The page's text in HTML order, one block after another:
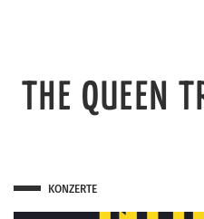
THE QUEEN
KONZERTE